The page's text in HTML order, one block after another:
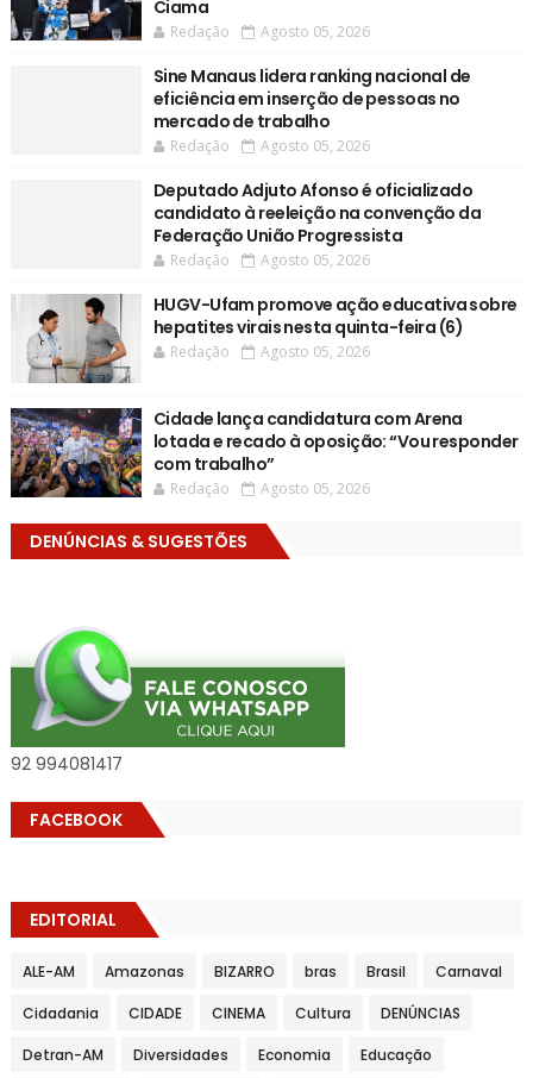
Ciama
Redação Agosto 05, 2026
Sine Manaus lidera ranking nacional de
eficiência em inserção de pessoas no
mercado de trabalho
Redação Agosto 05, 2026
Deputado Adjuto Afonso é oficializado
candidato à reeleição na convenção da
Federação União Progressista
Redação Agosto 05, 2026
HUGV-Ufam promove ação educativa sobre
hepatites virais nesta quinta-feira (6)
Redação Agosto 05, 2026
Cidade lança candidatura com Arena
lotada e recado à oposição: “Vou responder
com trabalho”
Redação Agosto 05, 2026
DENÚNCIAS & SUGESTÕES
92 994081417
FACEBOOK
EDITORIAL
ALE-AM Amazonas BIZARRO bras Brasil Carnaval
Cidadania CIDADE CINEMA Cultura DENÚNCIAS
Detran-AM Diversidades Economia Educação